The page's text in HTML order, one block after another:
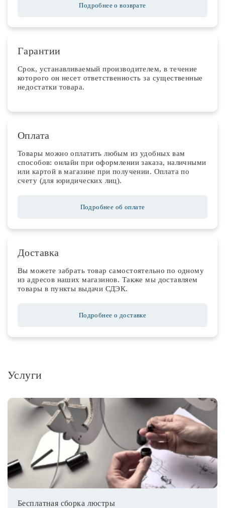
Подробнее о возврате
Гарантии
Срок, устанавливаемый производителем, в течение
которого он несет ответственность за существенные
недостатки товара.
Оплата
Товары можно оплатить любым из удобных вам
способов: онлайн при оформлении заказа, наличными
или картой в магазине при получении. Оплата по
счету (для юридических лиц).
Подробнее об оплате
Доставка
Вы можете забрать товар самостоятельно по одному
из адресов наших магазинов. Также мы доставляем
товары в пункты выдачи СДЭК.
Подробнее о доставке
Услуги
Бесплатная сборка люстры